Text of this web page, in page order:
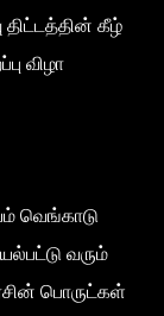
திட்டத்தின் கீழ்
விழா
வெங்காடு
வரும்
பொருட்கள்